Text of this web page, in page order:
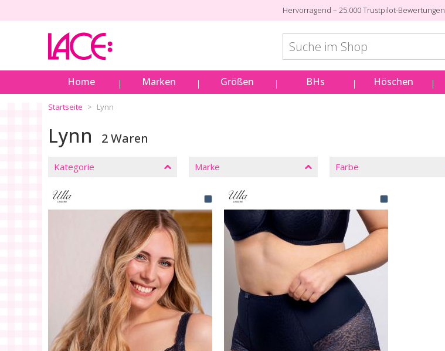
Hervorragend – 25.000 Trustpilot-Bewertungen
Home Marken Größen BHs Höschen
Startseite Lynn
Lynn 2 Waren
Kategorie Marke Farbe